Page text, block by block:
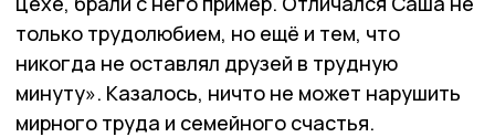
только трудолюбием, но ещё и тем, что
никогда не оставлял друзей в трудную
минуту». Казалось, ничто не может нарушить
мирного труда и семейного счастья.